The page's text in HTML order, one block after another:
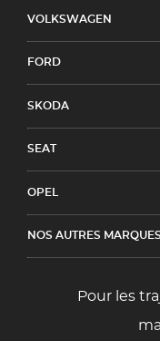
VOLKSWAGEN
FORD
SKODA
SEAT
OPEL
NOS AUTRES MARQUES
Pour les